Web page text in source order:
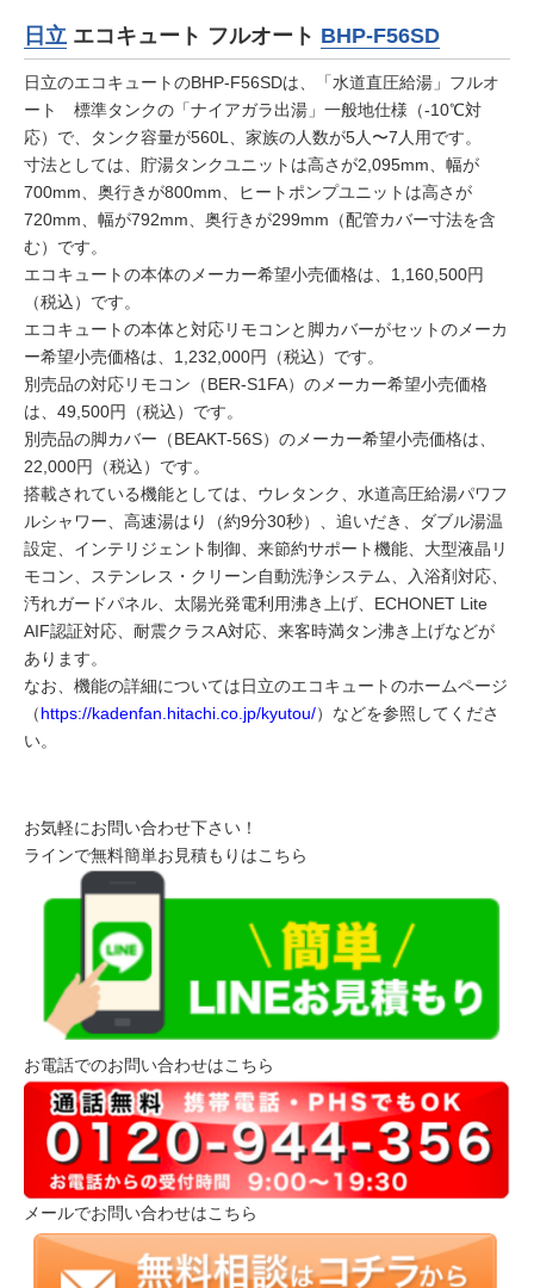
日立 エコキュート フルオート BHP-F56SD
日立のエコキュートのBHP-F56SDは、「水道直圧給湯」フルオ
ート 標準タンクの「ナイアガラ出湯」一般地仕様（-10℃対
応）で、タンク容量が560L、家族の人数が5人〜7人用です。
寸法としては、貯湯タンクユニットは高さが2,095mm、幅が
700mm、奥行きが800mm、ヒートポンプユニットは高さが
720mm、幅が792mm、奥行きが299mm（配管カバー寸法を含
む）です。
エコキュートの本体のメーカー希望小売価格は、1,160,500円
（税込）です。
エコキュートの本体と対応リモコンと脚カバーがセットのメーカ
ー希望小売価格は、1,232,000円（税込）です。
別売品の対応リモコン（BER-S1FA）のメーカー希望小売価格
は、49,500円（税込）です。
別売品の脚カバー（BEAKT-56S）のメーカー希望小売価格は、
22,000円（税込）です。
搭載されている機能としては、ウレタンク、水道高圧給湯パワフ
ルシャワー、高速湯はり（約9分30秒）、追いだき、ダブル湯温
設定、インテリジェント制御、来節約サポート機能、大型液晶リ
モコン、ステンレス・クリーン自動洗浄システム、入浴剤対応、
汚れガードパネル、太陽光発電利用沸き上げ、ECHONET Lite
AIF認証対応、耐震クラスA対応、来客時満タン沸き上げなどが
あります。
なお、機能の詳細については日立のエコキュートのホームページ
（https://kadenfan.hitachi.co.jp/kyutou/）などを参照してくださ
い。
お気軽にお問い合わせ下さい！
ラインで無料簡単お見積もりはこちら
お電話でのお問い合わせはこちら
メールでお問い合わせはこちら